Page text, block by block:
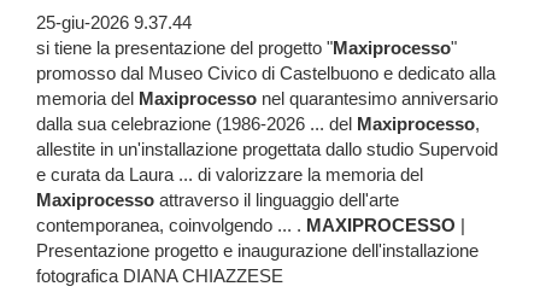
25-giu-2026 9.37.44
si tiene la presentazione del progetto "Maxiprocesso"
promosso dal Museo Civico di Castelbuono e dedicato alla
memoria del Maxiprocesso nel quarantesimo anniversario
dalla sua celebrazione (1986-2026 ... del Maxiprocesso,
allestite in un'installazione progettata dallo studio Supervoid
e curata da Laura ... di valorizzare la memoria del
Maxiprocesso attraverso il linguaggio dell'arte
contemporanea, coinvolgendo ... . MAXIPROCESSO |
Presentazione progetto e inaugurazione dell'installazione
fotografica DIANA CHIAZZESE